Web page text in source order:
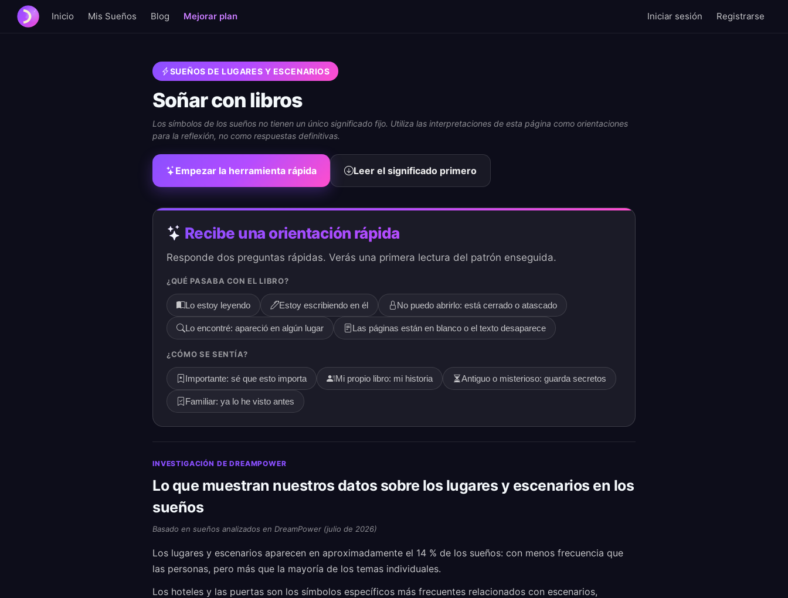
Inicio Mis Sueños Blog Mejorar plan Iniciar sesión Registrarse
SUEÑOS DE LUGARES Y ESCENARIOS
Soñar con libros
Los símbolos de los sueños no tienen un único significado fijo. Utiliza las interpretaciones de esta página como orientaciones
para la reflexión, no como respuestas definitivas.
Empezar la herramienta rápida Leer el significado primero
Recibe una orientación rápida
Responde dos preguntas rápidas. Verás una primera lectura del patrón enseguida.
¿QUÉ PASABA CON EL LIBRO?
Lo estoy leyendo Estoy escribiendo en él No puedo abrirlo: está cerrado o atascado
Lo encontré: apareció en algún lugar Las páginas están en blanco o el texto desaparece
¿CÓMO SE SENTÍA?
Importante: sé que esto importa Mi propio libro: mi historia Antiguo o misterioso: guarda secretos
Familiar: ya lo he visto antes
INVESTIGACIÓN DE DREAMPOWER
Lo que muestran nuestros datos sobre los lugares y escenarios en los
sueños
Basado en sueños analizados en DreamPower (julio de 2026)
Los lugares y escenarios aparecen en aproximadamente el 14 % de los sueños: con menos frecuencia que
las personas, pero más que la mayoría de los temas individuales.
Los hoteles y las puertas son los símbolos específicos más frecuentes relacionados con escenarios,